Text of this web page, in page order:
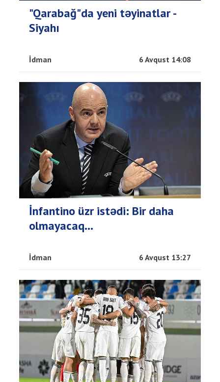
"Qarabağ"da yeni təyinatlar -
Siyahı
İdman 6 Avqust 14:08
İnfantino üzr istədi: Bir daha
olmayacaq…
İdman 6 Avqust 13:27